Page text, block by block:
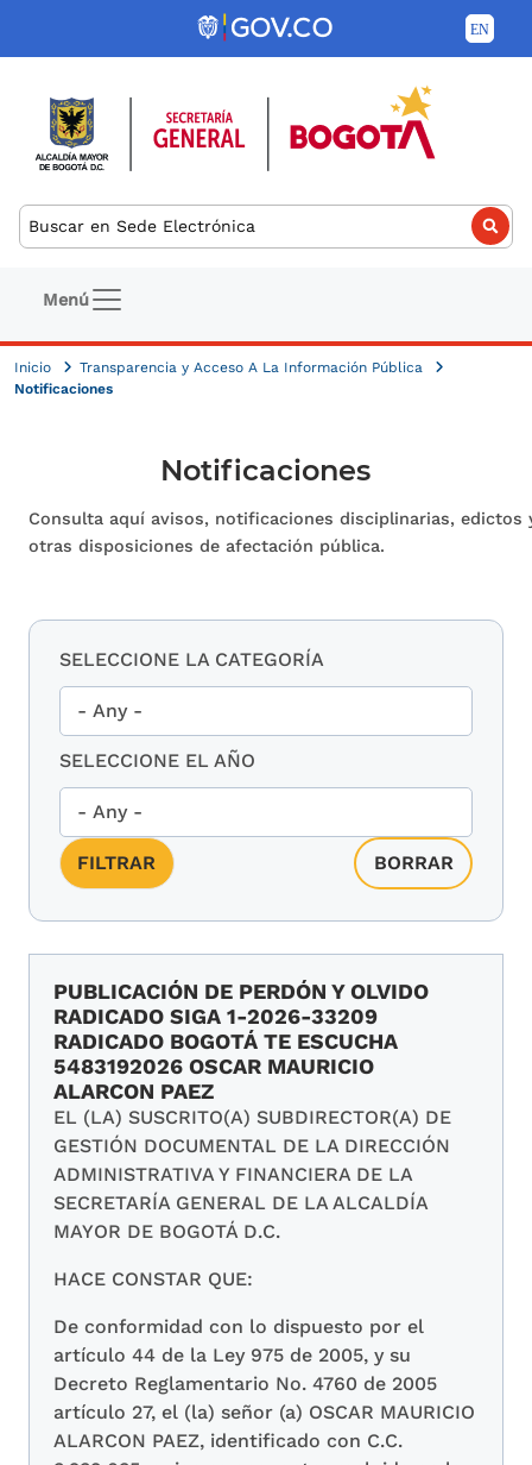
Pasar al contenido principal
Buscar
Navegación principal
Menú
Inicio
Transparencia y Acceso A La Información Pública
Notificaciones
Notificaciones
Consulta aquí avisos, notificaciones disciplinarias, edictos
otras disposiciones de afectación pública.
SELECCIONE LA CATEGORÍA
SELECCIONE EL AÑO
PUBLICACIÓN DE PERDÓN Y OLVIDO
RADICADO SIGA 1-2026-33209
RADICADO BOGOTÁ TE ESCUCHA
5483192026 OSCAR MAURICIO
ALARCON PAEZ
EL (LA) SUSCRITO(A) SUBDIRECTOR(A) DE
GESTIÓN DOCUMENTAL DE LA DIRECCIÓN
ADMINISTRATIVA Y FINANCIERA DE LA
SECRETARÍA GENERAL DE LA ALCALDÍA
MAYOR DE BOGOTÁ D.C.
HACE CONSTAR QUE:
De conformidad con lo dispuesto por el
artículo 44 de la Ley 975 de 2005, y su
Decreto Reglamentario No. 4760 de 2005
artículo 27, el (la) señor (a) OSCAR MAURICIO
ALARCON PAEZ, identificado con C.C.